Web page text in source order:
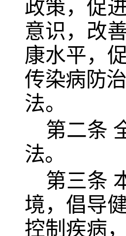
政策，促
意识，改
康水平，
传染病防
法。
第二条
法。
第三条
境，倡导
控制疾病